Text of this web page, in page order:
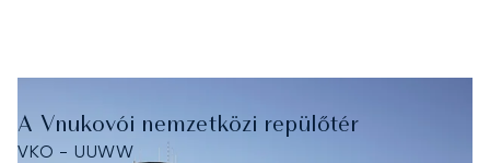
A Vnukovói nemzetközi repülőtér
VKO - UUWW